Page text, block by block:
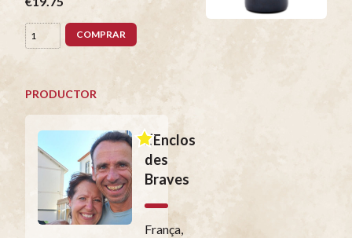
COMPRAR
PRODUCTOR
L’Enclos
des
Braves
França,